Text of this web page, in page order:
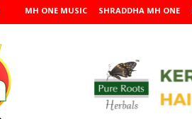
MH ONE MUSIC SHRADDHA MH ONE